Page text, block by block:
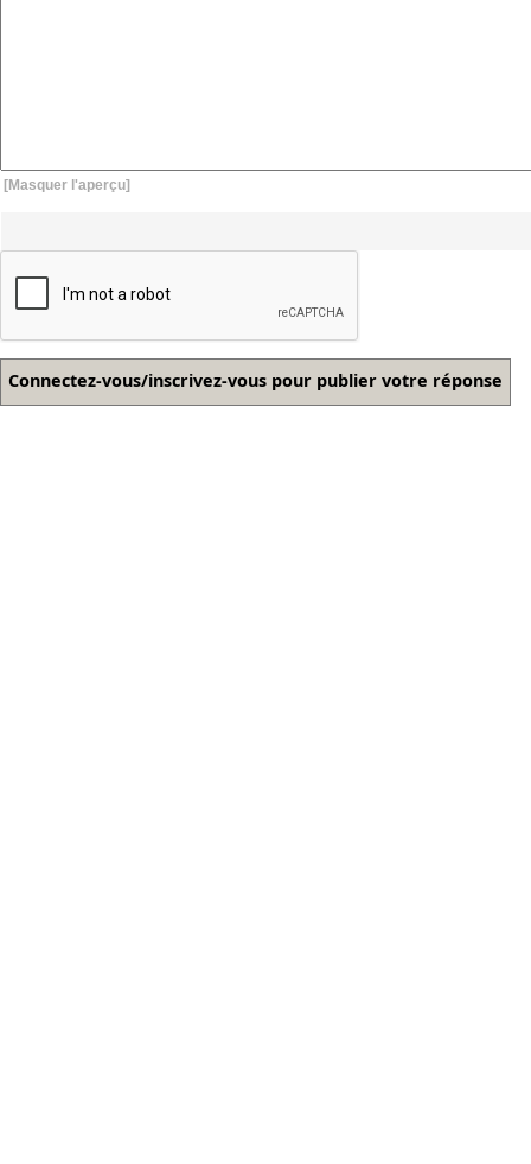
[Masquer l'aperçu]